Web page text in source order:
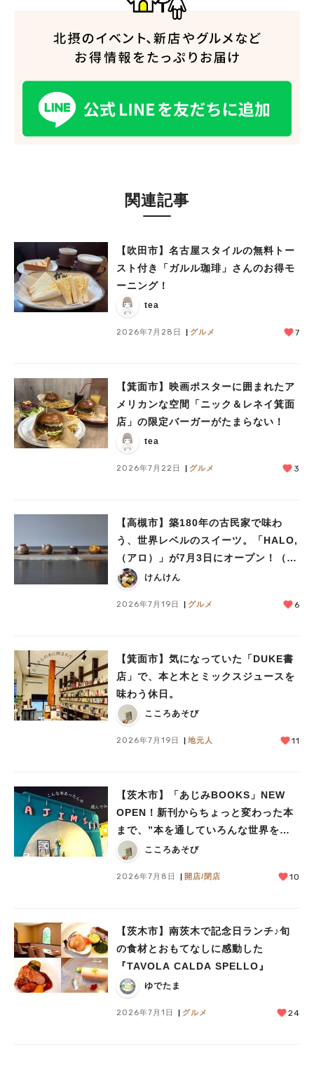
関連記事
【吹田市】名古屋スタイルの無料トー
スト付き「ガルル珈琲」さんのお得モ
ーニング！
tea
2026年7月28日 グルメ 7
【箕面市】映画ポスターに囲まれたア
メリカンな空間「ニック＆レネイ箕面
店」の限定バーガーがたまらない！
tea
2026年7月22日 グルメ 3
【高槻市】築180年の古民家で味わ
う、世界レベルのスイーツ。「HALO,
（アロ）」が7月3日にオープン！（教
えたい/教えて）
けんけん
2026年7月19日 グルメ 6
【箕面市】気になっていた「DUKE書
店」で、本と木とミックスジュースを
味わう休日。
こころあそび
2026年7月19日 地元人 11
【茨木市】「あじみBOOKS」NEW
OPEN！新刊からちょっと変わった本
まで、”本を通していろんな世界をあ
じみする” 本屋さん
こころあそび
2026年7月8日 開店/閉店 10
【茨木市】南茨木で記念日ランチ♪旬
の食材とおもてなしに感動した
『TAVOLA CALDA SPELLO』
ゆでたま
2026年7月1日 グルメ 24
人気のキーワード
#今週どこいく？#自然とふれあう
#教えたい／教えて投稿記事#大阪学院大 商品開発プロジェクト